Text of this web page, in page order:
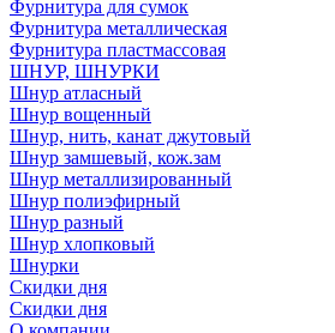
Фурнитура для сумок
Фурнитура металлическая
Фурнитура пластмассовая
ШНУР, ШНУРКИ
Шнур атласный
Шнур вощенный
Шнур, нить, канат джутовый
Шнур замшевый, кож.зам
Шнур металлизированный
Шнур полиэфирный
Шнур разный
Шнур хлопковый
Шнурки
Скидки дня
Скидки дня